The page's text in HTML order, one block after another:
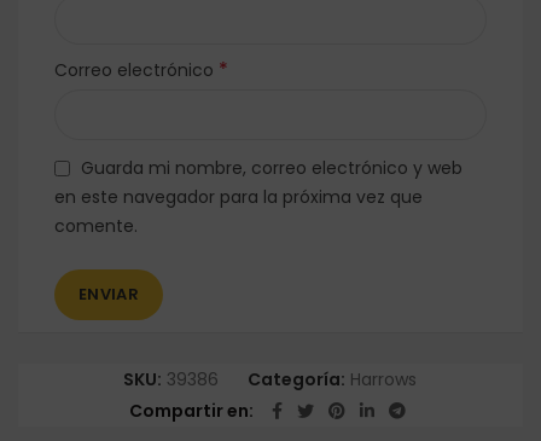
Correo electrónico *
Guarda mi nombre, correo electrónico y web
en este navegador para la próxima vez que
comente.
SKU: 39386 Categoría: Harrows
Compartir en